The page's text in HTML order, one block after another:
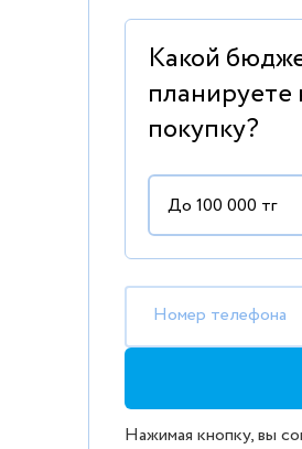
Какой
планируете
покупку?
Номер телефона
Нажимая кнопку, вы